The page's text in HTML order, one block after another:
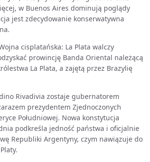
w Buenos Aires dominują poglądy
jest zdecydowanie konserwatywna
cisplatańska: La Plata walczy
prowincję Banda Oriental należącą
La Plata, a zajętą przez Brazylię
Rivadivia zostaje gubernatorem
prezydentem Zjednoczonych
Południowej. Nowa konstytucja
podkreśla jedność państwa i oficjalnie
Republiki Argentyny, czym nawiązuje do